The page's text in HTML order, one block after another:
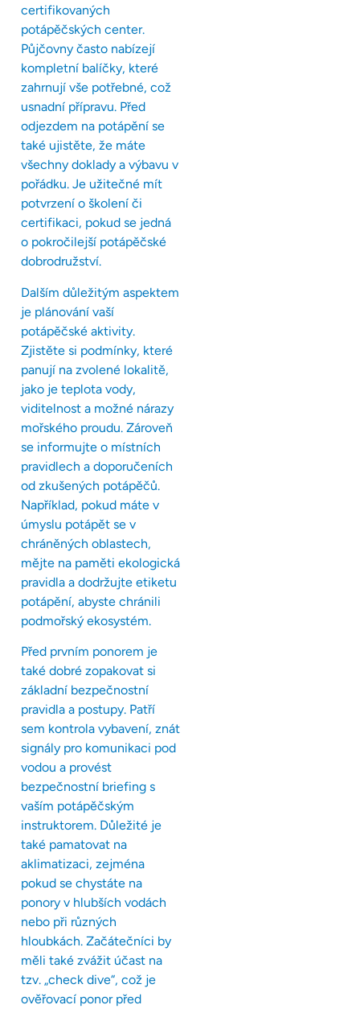
certifikovaných
potápěčských center.
Půjčovny často nabízejí
kompletní balíčky, které
zahrnují vše potřebné, což
usnadní přípravu. Před
odjezdem na potápění se
také ujistěte, že máte
všechny doklady a výbavu v
pořádku. Je užitečné mít
potvrzení o školení či
certifikaci, pokud se jedná
o pokročilejší potápěčské
dobrodružství.
Dalším důležitým aspektem
je plánování vaší
potápěčské aktivity.
Zjistěte si podmínky, které
panují na zvolené lokalitě,
jako je teplota vody,
viditelnost a možné nárazy
mořského proudu. Zároveň
se informujte o místních
pravidlech a doporučeních
od zkušených potápěčů.
Například, pokud máte v
úmyslu potápět se v
chráněných oblastech,
mějte na paměti ekologická
pravidla a dodržujte etiketu
potápění, abyste chránili
podmořský ekosystém.
Před prvním ponorem je
také dobré zopakovat si
základní bezpečnostní
pravidla a postupy. Patří
sem kontrola vybavení, znát
signály pro komunikaci pod
vodou a provést
bezpečnostní briefing s
vaším potápěčským
instruktorem. Důležité je
také pamatovat na
aklimatizaci, zejména
pokud se chystáte na
ponory v hlubších vodách
nebo při různých
hloubkách. Začátečníci by
měli také zvážit účast na
tzv. „check dive“, což je
ověřovací ponor před